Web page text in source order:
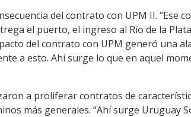
del contrato con UPM II. “Ese
el puerto, el ingreso al Río de la
del contrato con UPM generó una
a esto. Ahí surge lo que en aquel
a proliferar contratos de
más generales. “Ahí surge Uruguay